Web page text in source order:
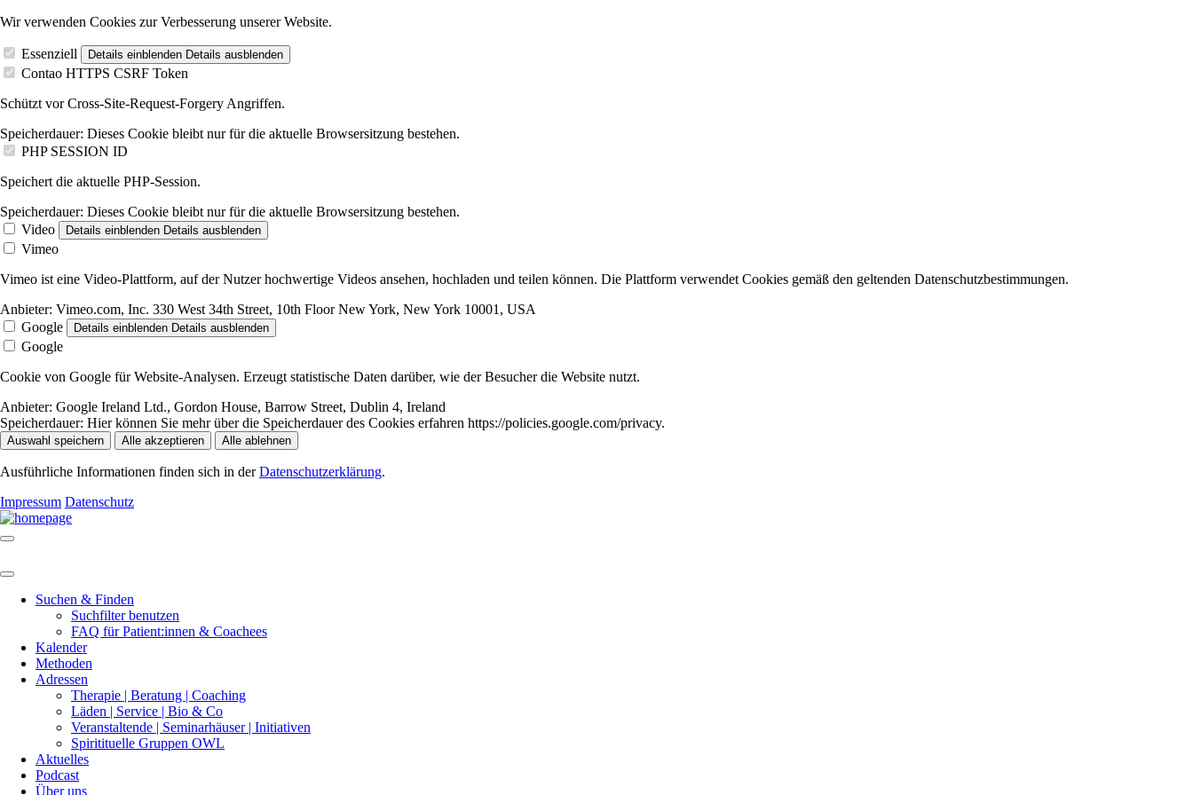
Wir verwenden Cookies zur Verbesserung unserer Website.
Essenziell Details einblenden Details ausblenden
Contao HTTPS CSRF Token
Schützt vor Cross-Site-Request-Forgery Angriffen.
Speicherdauer: Dieses Cookie bleibt nur für die aktuelle Browsersitzung bestehen.
PHP SESSION ID
Speichert die aktuelle PHP-Session.
Speicherdauer: Dieses Cookie bleibt nur für die aktuelle Browsersitzung bestehen.
Video
Details einblenden Details ausblenden
Vimeo
Vimeo ist eine Video-Plattform, auf der Nutzer hochwertige Videos ansehen, hochladen und teilen können. Die Plattform verwendet Cookies gemäß den geltenden Datenschutzbestimmungen.
Anbieter: Vimeo.com, Inc. 330 West 34th Street, 10th Floor New York, New York 10001, USA
Google
Details einblenden Details ausblenden
Google
Cookie von Google für Website-Analysen. Erzeugt statistische Daten darüber, wie der Besucher die Website nutzt.
Anbieter: Google Ireland Ltd., Gordon House, Barrow Street, Dublin 4, Ireland
Speicherdauer: Hier können Sie mehr über die Speicherdauer des Cookies erfahren https://policies.google.com/privacy.
Auswahl speichern Alle akzeptieren Alle ablehnen
Ausführliche Informationen finden sich in derDatenschutzerklärung.
Impressum Datenschutz
Suchen & Finden
Suchfilter benutzen
FAQ für Patient:innen & Coachees
Kalender
Methoden
Adressen
Therapie | Beratung | Coaching
Läden | Service | Bio & Co
Veranstaltende | Seminarhäuser | Initiativen
Spiritituelle Gruppen OWL
Aktuelles
Podcast
Über uns